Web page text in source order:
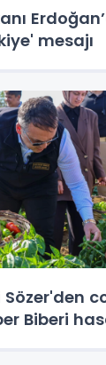
mesajı
Biberi